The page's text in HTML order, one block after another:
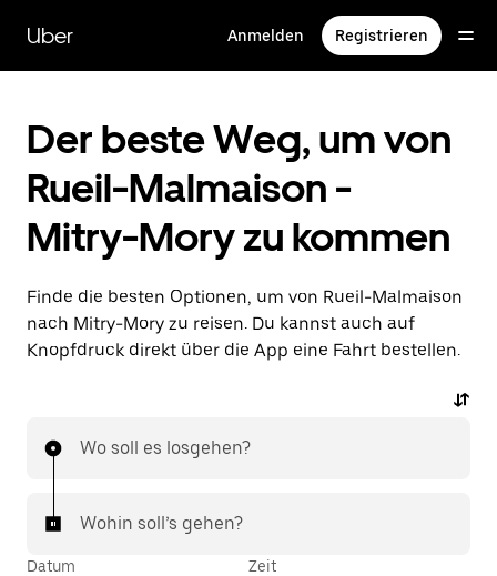
zum
Hauptinhalt
Uber Anmelden Registrieren
Der beste Weg, um von
Rueil-Malmaison -
Mitry-Mory zu kommen
Finde die besten Optionen, um von Rueil-Malmaison
nach Mitry-Mory zu reisen. Du kannst auch auf
Knopfdruck direkt über die App eine Fahrt bestellen.
Wo soll es losgehen?
Wohin soll’s gehen?
Datum Zeit